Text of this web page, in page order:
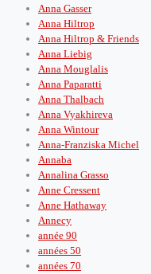
Anna Gasser
Anna Hiltrop
Anna Hiltrop & Friends
Anna Liebig
Anna Mouglalis
Anna Paparatti
Anna Thalbach
Anna Vyakhireva
Anna Wintour
Anna-Franziska Michel
Annaba
Annalina Grasso
Anne Cressent
Anne Hathaway
Annecy
année 90
années 50
années 70